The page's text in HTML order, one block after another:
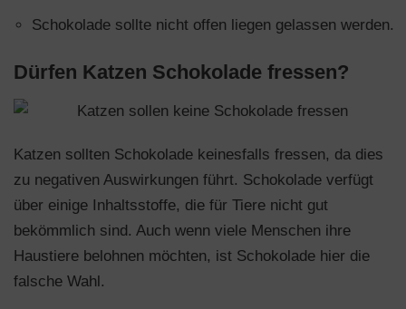
Schokolade sollte nicht offen liegen gelassen werden.
Dürfen Katzen Schokolade fressen?
Katzen sollten Schokolade keinesfalls fressen, da dies
zu negativen Auswirkungen führt. Schokolade verfügt
über einige Inhaltsstoffe, die für Tiere nicht gut
bekömmlich sind. Auch wenn viele Menschen ihre
Haustiere belohnen möchten, ist Schokolade hier die
falsche Wahl.